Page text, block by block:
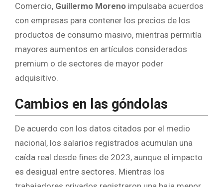
Comercio, Guillermo Moreno impulsaba acuerdos
con empresas para contener los precios de los
productos de consumo masivo, mientras permitía
mayores aumentos en artículos considerados
premium o de sectores de mayor poder
adquisitivo.
Cambios en las góndolas
De acuerdo con los datos citados por el medio
nacional, los salarios registrados acumulan una
caída real desde fines de 2023, aunque el impacto
es desigual entre sectores. Mientras los